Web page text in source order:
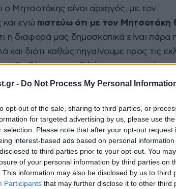
- Do Not Process My Personal
opt-out of the sale, sharing to third parties, or
for targeted advertising by us, please use
selection. Please note that after your opt-out request
interest-based ads based on personal
to third parties prior to your opt-out. You
of your personal information by third parties on
This information may also be disclosed by us to third
Participants that may further disclose it to other third
ο Μητσοτάκης είναι αρχηγός, με τον
και εγώπιστεύω ότι με τον Μητσοτάκη
η διαφορά μας δημοσκοπικά είναι πάρα
διότι καθώς πηγαίνουμε προς τις
θα θέσουμε τα διλήμματα και ο
αντιπαράθεσης, ο αντιπρόεδρος
Παύλος Μπακογιάννης είχε πει ότι
να συνυπάρχουμε. Πρέπει να
στη διαφωνία και στον εμφύλιο
στη μέση τα προσωπικά και
δεν ήταν αντίστοιχοι με αυτό που